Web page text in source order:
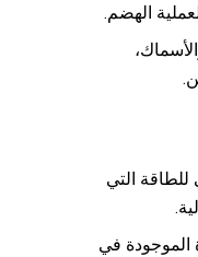
الهضم.
التي
الموجودة في